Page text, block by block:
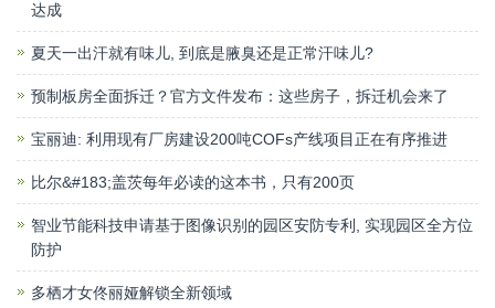
达成
夏天一出汗就有味儿, 到底是腋臭还是正常汗味儿?
预制板房全面拆迁？官方文件发布：这些房子，拆迁机会来了
宝丽迪: 利用现有厂房建设200吨COFs产线项目正在有序推进
比尔&#183;盖茨每年必读的这本书，只有200页
智业节能科技申请基于图像识别的园区安防专利, 实现园区全方位
防护
多栖才女佟丽娅解锁全新领域